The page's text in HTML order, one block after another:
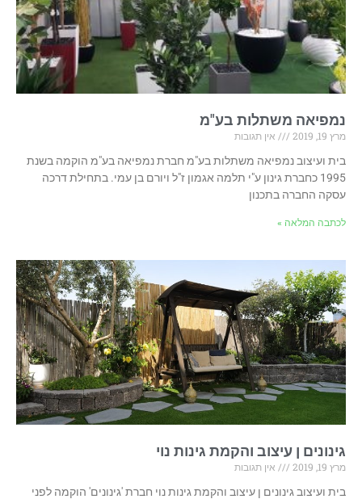
נמפיאה משתלות בע"מ
מרץ 19, 2019
אין תגובות
בית ועיצוב נמפיאה משתלות בע"מ חברת נמפיאה בע"מ הוקמה בשנת
1995 כחברת גינון ע"י תלמה אגמון ז"ל ויורם בן עמי. בתחילת דרכה
עסקה החברה בתכנון
לכתבה המלאה »
גינונים ן עיצוב והקמת גינות נוי
מרץ 19, 2019
אין תגובות
בית ועיצוב גינונים ן עיצוב והקמת גינות נוי חברת 'גינונים' הוקמה לפני